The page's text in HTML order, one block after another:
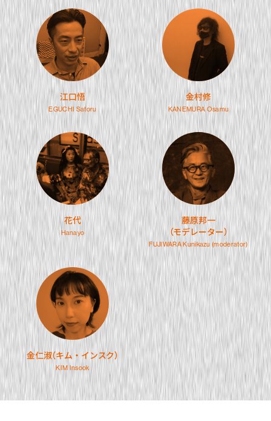
江口悟
EGUCHI Satoru
金村修
KANEMURA Osamu
花代
Hanayo
藤原邦一
（モデレーター）
FUJIWARA Kunikazu(moderator)
金仁淑（キム・インスク）
KIM Insook